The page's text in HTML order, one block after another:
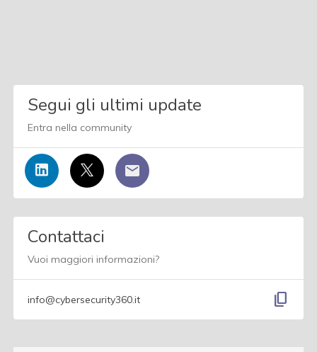
Segui gli ultimi update
Entra nella community
Contattaci
Vuoi maggiori informazioni?
info@cybersecurity360.it content_copy